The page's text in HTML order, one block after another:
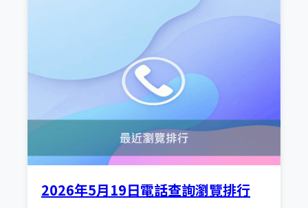
2026年5月19日電話查詢瀏覽排行